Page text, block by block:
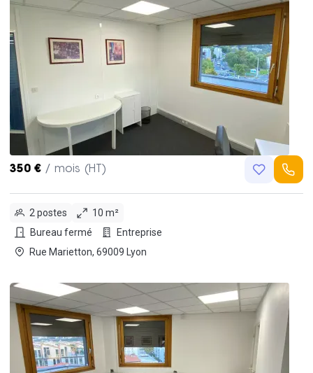
350 € / mois (HT)
2 postes
10 m²
Bureau fermé
Entreprise
Rue Marietton, 69009 Lyon